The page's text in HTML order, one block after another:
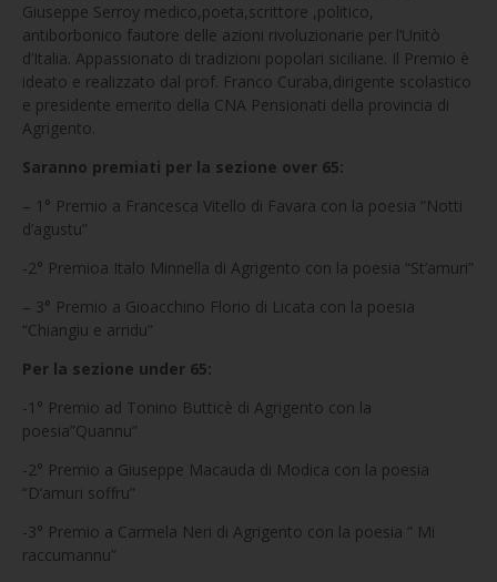
Giuseppe Serroy medico,poeta,scrittore ,politico,
antiborbonico fautore delle azioni rivoluzionarie per l’Unitò
d’Italia. Appassionato di tradizioni popolari siciliane. Il Premio è
ideato e realizzato dal prof. Franco Curaba,dirigente scolastico
e presidente emerito della CNA Pensionati della provincia di
Agrigento.
Saranno premiati per la sezione over 65:
– 1° Premio a Francesca Vitello di Favara con la poesia “Notti
d’agustu”
-2° Premioa Italo Minnella di Agrigento con la poesia “St’amuri”
– 3° Premio a Gioacchino Florio di Licata con la poesia
“Chiangiu e arridu”
Per la sezione under 65:
-1° Premio ad Tonino Butticè di Agrigento con la
poesia”Quannu”
-2° Premio a Giuseppe Macauda di Modica con la poesia
“D’amuri soffru”
-3° Premio a Carmela Neri di Agrigento con la poesia ” Mi
raccumannu”